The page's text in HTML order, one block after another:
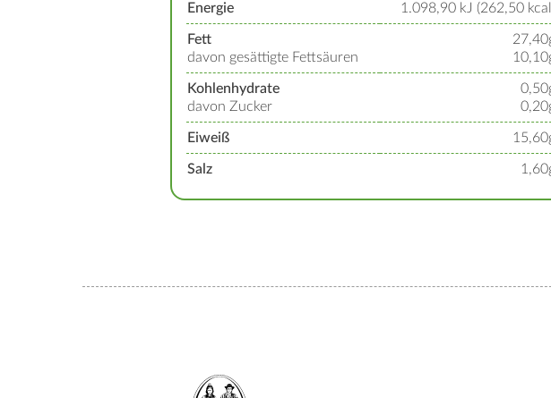
Energie 1.098,90 kJ (262,50
Fett
davon gesättigte Fettsäuren
Kohlenhydrate
davon Zucker
Eiweiß
Salz